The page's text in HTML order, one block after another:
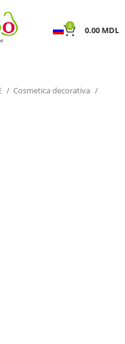
0 0.00 MDL
Cosmetica decorativa